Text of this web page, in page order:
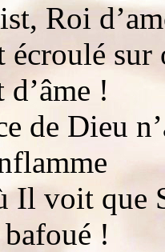
Roi
sur
d’âme !
de Dieu
Il voit que
!